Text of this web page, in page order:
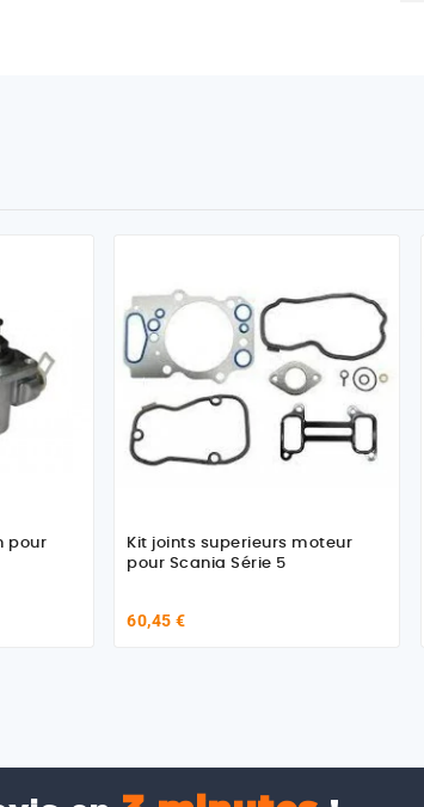
pour
Kit joints superieurs moteur
pour Scania Série 5
60,45 €